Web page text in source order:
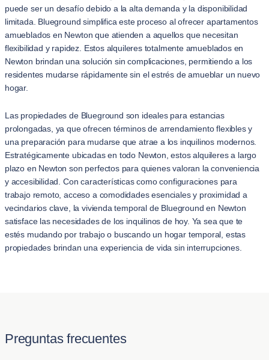
puede ser un desafío debido a la alta demanda y la disponibilidad
limitada. Blueground simplifica este proceso al ofrecer apartamentos
amueblados en Newton que atienden a aquellos que necesitan
flexibilidad y rapidez. Estos alquileres totalmente amueblados en
Newton brindan una solución sin complicaciones, permitiendo a los
residentes mudarse rápidamente sin el estrés de amueblar un nuevo
hogar.
Las propiedades de Blueground son ideales para estancias
prolongadas, ya que ofrecen términos de arrendamiento flexibles y
una preparación para mudarse que atrae a los inquilinos modernos.
Estratégicamente ubicadas en todo Newton, estos alquileres a largo
plazo en Newton son perfectos para quienes valoran la conveniencia
y accesibilidad. Con características como configuraciones para
trabajo remoto, acceso a comodidades esenciales y proximidad a
vecindarios clave, la vivienda temporal de Blueground en Newton
satisface las necesidades de los inquilinos de hoy. Ya sea que te
estés mudando por trabajo o buscando un hogar temporal, estas
propiedades brindan una experiencia de vida sin interrupciones.
Preguntas frecuentes